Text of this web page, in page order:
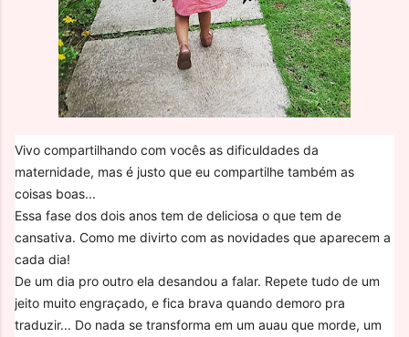
Vivo compartilhando com vocês as dificuldades da
maternidade, mas é justo que eu compartilhe também as
coisas boas...
Essa fase dos dois anos tem de deliciosa o que tem de
cansativa. Como me divirto com as novidades que aparecem a
cada dia!
De um dia pro outro ela desandou a falar. Repete tudo de um
jeito muito engraçado, e fica brava quando demoro pra
traduzir... Do nada se transforma em um auau que morde, um